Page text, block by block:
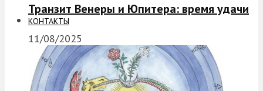
КОНТАКТЫ
Транзит Венеры и Юпитера: время удачи
11/08/2025